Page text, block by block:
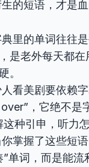
的短语，才是
里的单词往往
是老外每天都
。
看美剧要依赖
，它绝不是
种引申，听力
你掌握了这些短
单词，而是能